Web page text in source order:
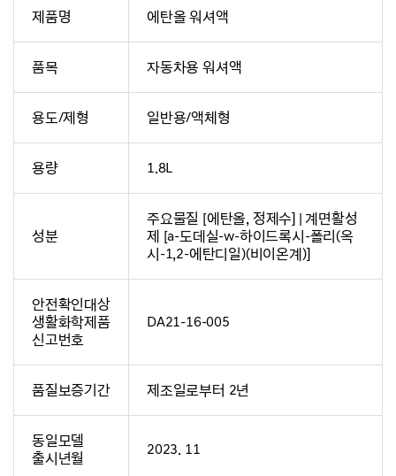
제품명 에탄올 워셔액
품목 자동차용 워셔액
용도/제형 일반용/액체형
용량 1.8L
성분
주요물질 [에탄올, 정제수] | 계면활성
제 [a-도데실-w-하이드록시-폴리(옥
시-1,2-에탄디일)(비이온계)]
안전확인대상
생활화학제품
신고번호
DA21-16-005
품질보증기간 제조일로부터 2년
동일모델
출시년월
2023. 11